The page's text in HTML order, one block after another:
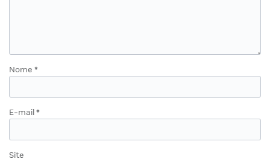
Nome *
E-mail *
Site